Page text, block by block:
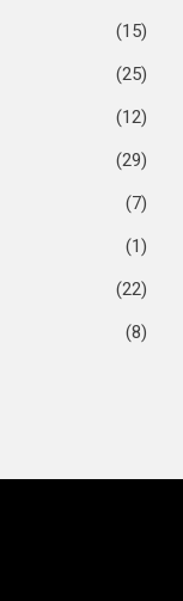
(15)
(25)
(12)
(29)
(7)
(1)
(22)
(8)